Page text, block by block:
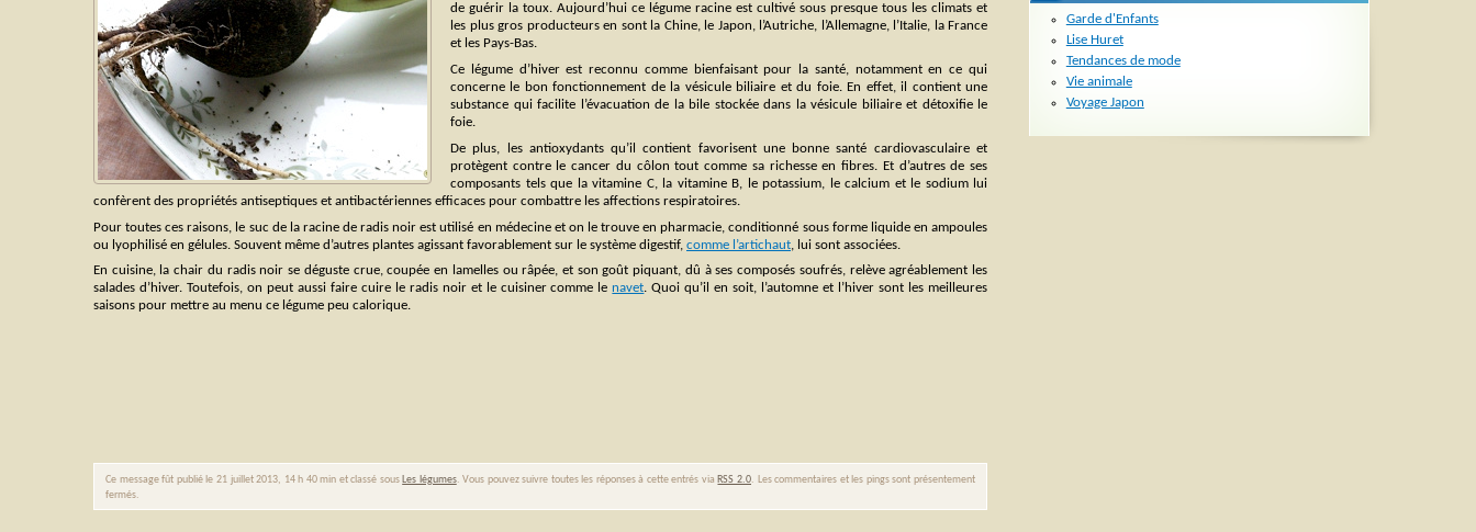
de guérir la toux. Aujourd’hui ce légume racine est cultivé sous presque tous les climats et
les plus gros producteurs en sont la Chine, le Japon, l’Autriche, l’Allemagne, l’Italie, la France
et les Pays-Bas.
Ce légume d’hiver est reconnu comme bienfaisant pour la santé, notamment en ce qui
concerne le bon fonctionnement de la vésicule biliaire et du foie. En effet, il contient une
substance qui facilite l’évacuation de la bile stockée dans la vésicule biliaire et détoxifie le
foie.
De plus, les antioxydants qu’il contient favorisent une bonne santé cardiovasculaire et
protègent contre le cancer du côlon tout comme sa richesse en fibres. Et d’autres de ses
composants tels que la vitamine C, la vitamine B, le potassium, le calcium et le sodium lui
confèrent des propriétés antiseptiques et antibactériennes efficaces pour combattre les affections respiratoires.
Pour toutes ces raisons, le suc de la racine de radis noir est utilisé en médecine et on le trouve en pharmacie, conditionné sous forme liquide en ampoules
ou lyophilisé en gélules. Souvent même d’autres plantes agissant favorablement sur le système digestif, comme l’artichaut, lui sont associées.
En cuisine, la chair du radis noir se déguste crue, coupée en lamelles ou râpée, et son goût piquant, dû à ses composés soufrés, relève agréablement les
salades d’hiver. Toutefois, on peut aussi faire cuire le radis noir et le cuisiner comme lenavet. Quoi qu’il en soit, l’automne et l’hiver sont les meilleures
saisons pour mettre au menu ce légume peu calorique.
Ce message fût publié le 21 juillet 2013, 14 h 40 min et classé sous Les légumes. Vous pouvez suivre toutes les réponses à cette entrés via RSS 2.0. Les commentaires et les pings sont présentement
fermés.
Garde d'Enfants
Lise Huret
Tendances de mode
Vie animale
Voyage Japon